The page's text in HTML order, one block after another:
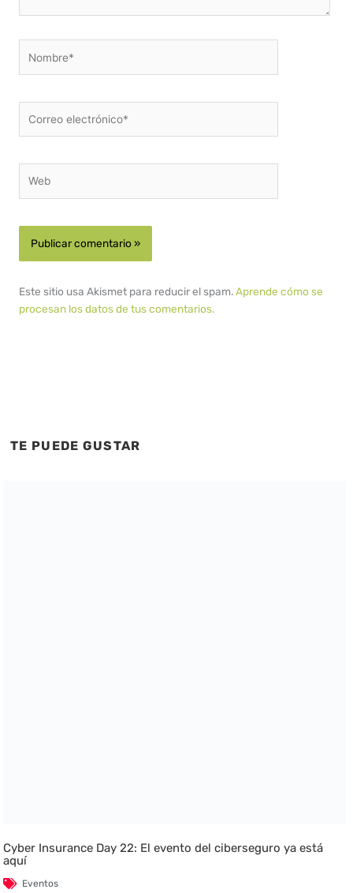
electrónico*
Este sitio usa Akismet para reducir el spam.Aprende cómo se
procesan los datos de tus comentarios.
TE PUEDE GUSTAR
Cyber Insurance Day 22: El evento del ciberseguro ya está
aquí
Eventos